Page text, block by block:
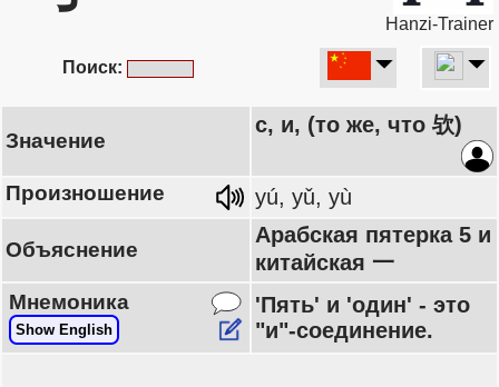
Hanzi-Trainer
Поиск:
Значение
с, и, (то же, что 欤)
Произношение yú, yǔ, yù
Объяснение
Арабская пятерка 5 и
китайская 一
Мнемоника
Show English
'Пять' и 'один' - это
"и"-соединение.